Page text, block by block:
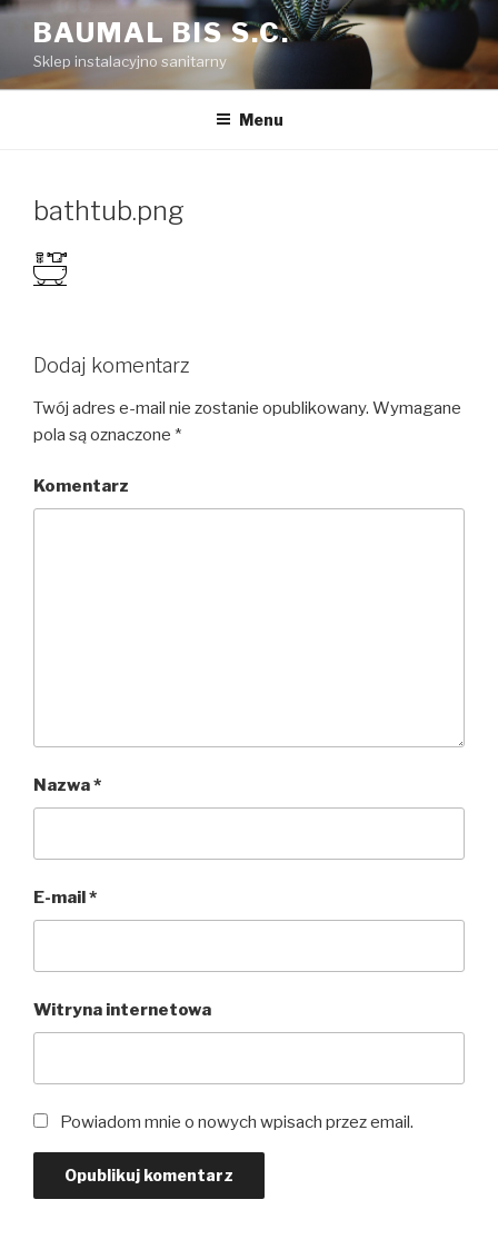
Przejdź
treści
BAUMAL BIS S.C.
Sklep instalacyjno sanitarny
Menu
bathtub.png
Dodaj komentarz
Twój adres e-mail nie zostanie opublikowany. Wymagane
pola są oznaczone *
Komentarz
Nazwa*
E-mail*
Witryna internetowa
Powiadom mnie o nowych wpisach przez email.